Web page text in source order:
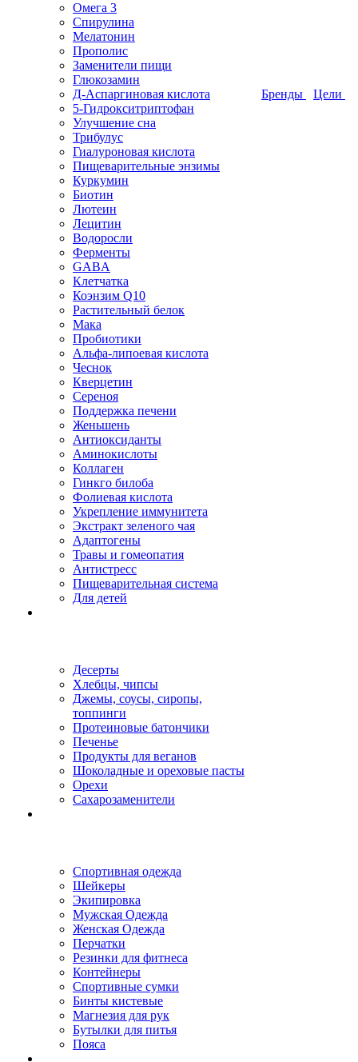
Омега 3
Спирулина
Мелатонин
Прополис
Заменители пищи
Глюкозамин
Д-Аспаргиновая кислота
5-Гидрокситриптофан
Улучшение сна
Трибулус
Гиалуроновая кислота
Пищеварительные энзимы
Куркумин
Биотин
Лютеин
Лецитин
Водоросли
Ферменты
GABA
Клетчатка
Коэнзим Q10
Растительный белок
Мака
Пробиотики
Альфа-липоевая кислота
Чеснок
Кверцетин
Сереноя
Поддержка печени
Женьшень
Антиоксиданты
Аминокислоты
Коллаген
Гинкго билоба
Фолиевая кислота
Укрепление иммунитета
Экстракт зеленого чая
Адаптогены
Травы и гомеопатия
Антистресс
Пищеварительная система
Для детей
Десерты
Хлебцы, чипсы
Джемы, соусы, сиропы,
топпинги
Протеиновые батончики
Печенье
Продукты для веганов
Шоколадные и ореховые пасты
Орехи
Сахарозаменители
Спортивная одежда
Шейкеры
Экипировка
Мужская Одежда
Женская Одежда
Перчатки
Резинки для фитнеса
Контейнеры
Спортивные сумки
Бинты кистевые
Магнезия для рук
Бутылки для питья
Пояса
Бренды Цели